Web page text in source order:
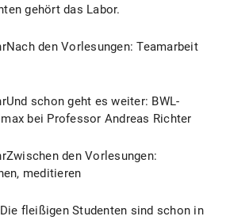
gehört das Labor.
den Vorlesungen: Teamarbeit
schon geht es weiter: BWL-
bei Professor Andreas Richter
den Vorlesungen:
meditieren
fleißigen Studenten sind schon in